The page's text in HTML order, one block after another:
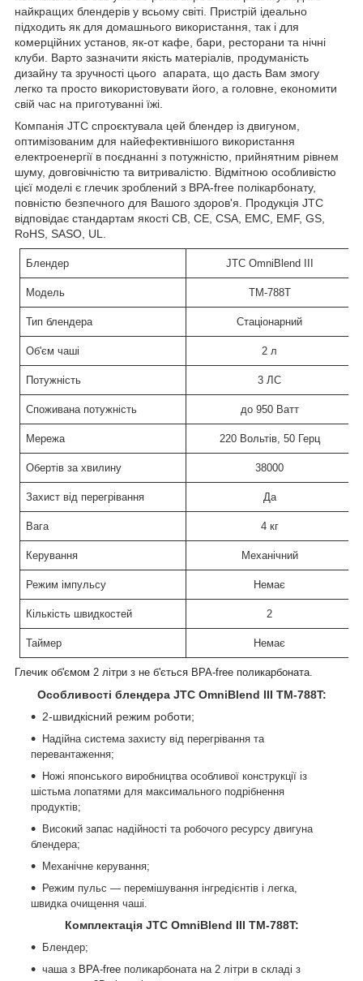
найкращих блендерів у всьому світі. Пристрій ідеально
підходить як для домашнього використання, так і для
комерційних установ, як-от кафе, бари, ресторани та нічні
клуби. Варто зазначити якість матеріалів, продуманість
дизайну та зручності цього апарата, що дасть Вам змогу
легко та просто використовувати його, а головне, економити
свій час на приготуванні їжі.
Компанія JTC спроєктувала цей блендер із двигуном,
оптимізованим для найефективнішого використання
електроенергії в поєднанні з потужністю, прийнятним рівнем
шуму, довговічністю та витривалістю. Відмітною особливістю
цієї моделі є глечик зроблений з BPA-free полікарбонату,
повністю безпечного для Вашого здоров'я. Продукція JTC
відповідає стандартам якості CB, CE, CSA, EMC, EMF, GS,
RoHS, SASO, UL.
Блендер JTC OmniBlend III
Модель TM-788T
Тип блендера Стаціонарний
Об'єм чаші 2 л
Потужність 3 ЛС
Споживана потужність до 950 Ватт
Мережа 220 Вольтів, 50 Герц
Обертів за хвилину 38000
Захист від перегрівання Да
Вага 4 кг
Керування Механічний
Режим імпульсу Немає
Кількість швидкостей 2
Таймер Немає
Глечик об'ємом 2 літри з не б'ється BPA-free поликарбоната.
Особливості блендера JTC OmniBlend III TM-788T:
2-швидкісний режим роботи;
Надійна система захисту від перегрівання та
перевантаження;
Ножі японського виробництва особливої конструкції із
шістьма лопатями для максимального подрібнення
продуктів;
Високий запас надійності та робочого ресурсу двигуна
блендера;
Механічне керування;
Режим пульс — перемішування інгредієнтів і легка,
швидка очищення чаші.
Комплектація JTC OmniBlend III TM-788T:
Блендер;
чаша з BPA-free поликарбоната на 2 літри в складі з